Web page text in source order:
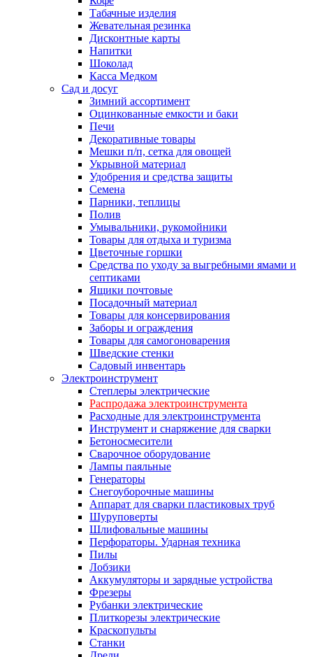
Табачные изделия
Жевательная резинка
Дисконтные карты
Напитки
Шоколад
Касса Медком
Сад и досуг
Зимний ассортимент
Оцинкованные емкости и баки
Печи
Декоративные товары
Мешки п/п, сетка для овощей
Укрывной материал
Удобрения и средства защиты
Семена
Парники, теплицы
Полив
Умывальники, рукомойники
Товары для отдыха и туризма
Цветочные горшки
Средства по уходу за выгребными ямами и
септиками
Ящики почтовые
Посадочный материал
Товары для консервирования
Заборы и ограждения
Товары для самогоноварения
Шведские стенки
Садовый инвентарь
Электроинструмент
Степлеры электрические
Распродажа электроинструмента
Расходные для электроинструмента
Инструмент и снаряжение для сварки
Бетоносмесители
Сварочное оборудование
Лампы паяльные
Генераторы
Снегоуборочные машины
Аппарат для сварки пластиковых труб
Шуруповерты
Шлифовальные машины
Перфораторы. Ударная техника
Пилы
Лобзики
Аккумуляторы и зарядные устройства
Фрезеры
Рубанки электрические
Плиткорезы электрические
Краскопульты
Станки